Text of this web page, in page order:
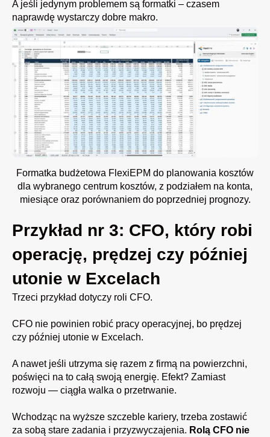
A jeśli jedynym problemem są formatki – czasem
naprawdę wystarczy dobre makro.
Formatka budżetowa FlexiEPM do planowania kosztów
dla wybranego centrum kosztów, z podziałem na konta,
miesiące oraz porównaniem do poprzedniej prognozy.
Przykład nr 3: CFO, który robi
operację, prędzej czy później
utonie w Excelach
Trzeci przykład dotyczy roli CFO.
CFO nie powinien robić pracy operacyjnej, bo prędzej
czy później utonie w Excelach.
A nawet jeśli utrzyma się razem z firmą na powierzchni,
poświęci na to całą swoją energię. Efekt? Zamiast
rozwoju — ciągła walka o przetrwanie.
Wchodząc na wyższe szczeble kariery, trzeba zostawić
za sobą stare zadania i przyzwyczajenia. Rolą CFO nie